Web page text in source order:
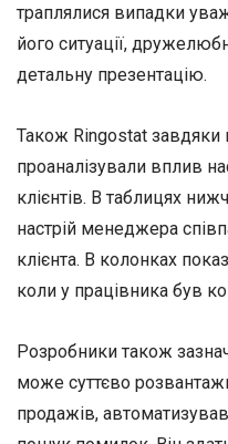
траплялися випадки
його ситуації,
детальну презентацію.
Також Ringostat завдяки
проаналізували вплив
клієнтів. В таблицях
настрій менеджера
клієнта. В колонках
коли у працівника був
Розробники також
може суттєво
продажів,